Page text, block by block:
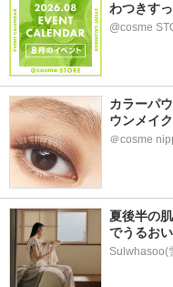
わつきす
@cosme
カラーパ
ウンメイク
＠cosme
夏後半の
でうるお
Sulwhasoo(